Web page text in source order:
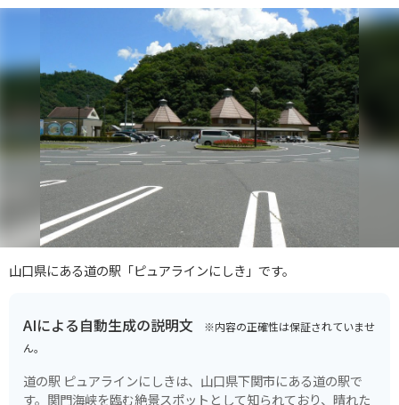
山口県にある道の駅「ピュアラインにしき」です。
AIによる自動生成の説明文 ※内容の正確性は保証されていませ
ん。
道の駅 ピュアラインにしきは、山口県下関市にある道の駅で
す。関門海峡を臨む絶景スポットとして知られており、晴れた